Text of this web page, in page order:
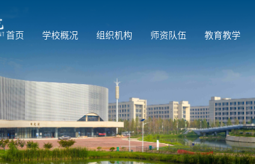
首页 学校概况 组织机构 师资队伍 教育教学